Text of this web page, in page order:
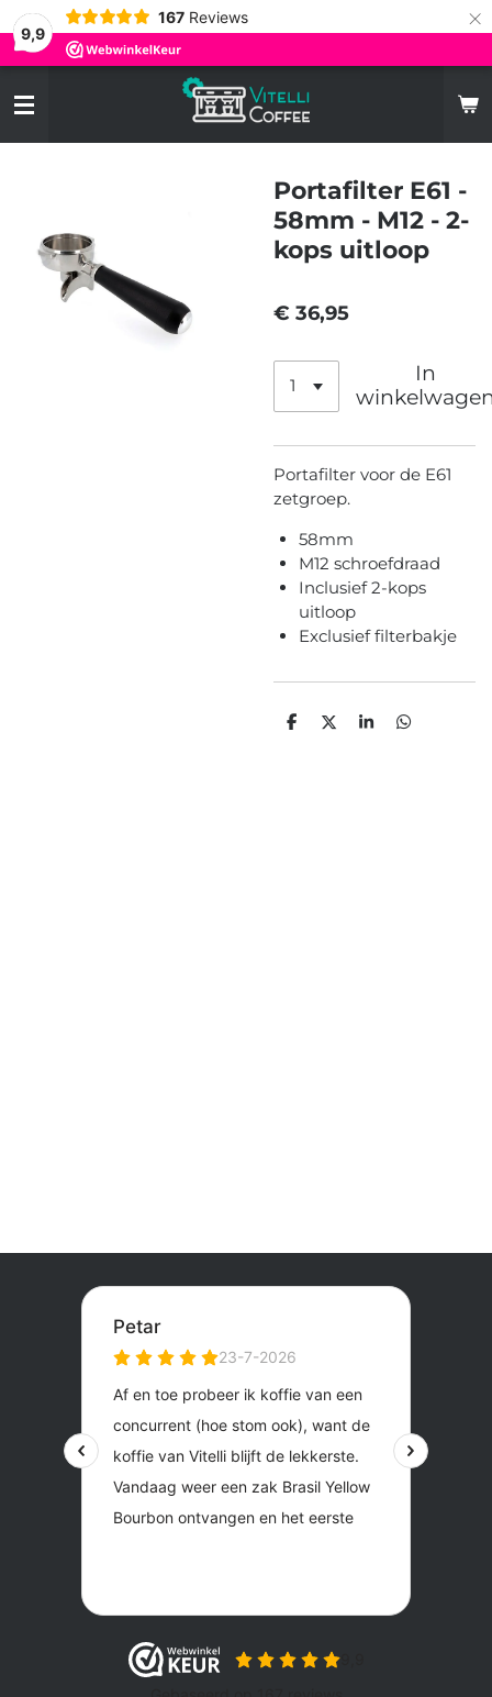
9,9
167 Reviews ×
Portafilter E61 -
58mm - M12 - 2-
kops uitloop
€ 36,95
In
Portafilter voor de E61
zetgroep.
58mm
M12 schroefdraad
Inclusief 2-kops
uitloop
Exclusief filterbakje
D
D
S
D